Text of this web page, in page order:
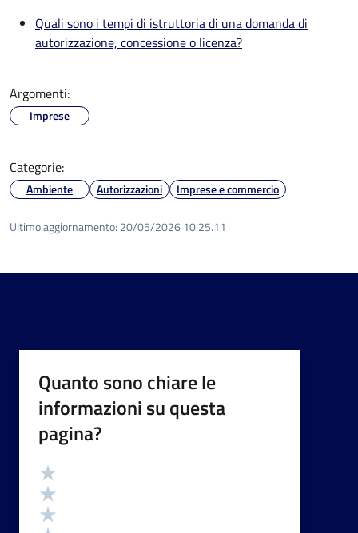
Quali sono i tempi di istruttoria di una domanda di
autorizzazione, concessione o licenza?
Argomenti:
Imprese
Categorie:
Ambiente Autorizzazioni Imprese e commercio
Ultimo aggiornamento: 20/05/2026 10:25.11
Quanto sono chiare le
informazioni su questa
pagina?
Valutazione